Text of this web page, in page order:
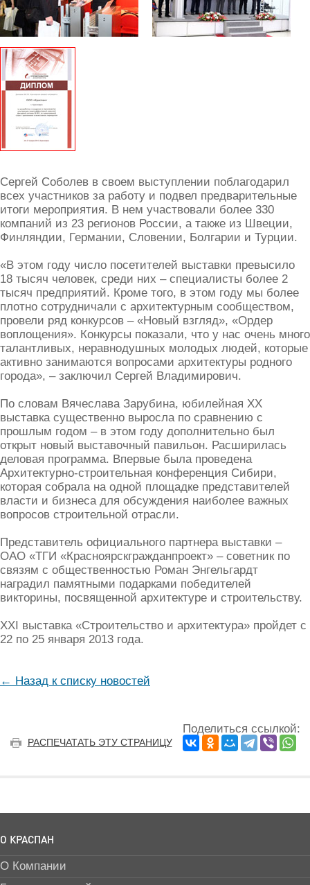
Сергей Соболев в своем выступлении поблагодарил
всех участников за работу и подвел предварительные
итоги мероприятия. В нем участвовали более 330
компаний из 23 регионов России, а также из Швеции,
Финляндии, Германии, Словении, Болгарии и Турции.
«В этом году число посетителей выставки превысило
18 тысяч человек, среди них – специалисты более 2
тысяч предприятий. Кроме того, в этом году мы более
плотно сотрудничали с архитектурным сообществом,
провели ряд конкурсов – «Новый взгляд», «Ордер
воплощения». Конкурсы показали, что у нас очень много
талантливых, неравнодушных молодых людей, которые
активно занимаются вопросами архитектуры родного
города», – заключил Сергей Владимирович.
По словам Вячеслава Зарубина, юбилейная ХХ
выставка существенно выросла по сравнению с
прошлым годом – в этом году дополнительно был
открыт новый выставочный павильон. Расширилась
деловая программа. Впервые была проведена
Архитектурно-строительная конференция Сибири,
которая собрала на одной площадке представителей
власти и бизнеса для обсуждения наиболее важных
вопросов строительной отрасли.
Представитель официального партнера выставки –
ОАО «ТГИ «Красноярскгражданпроект» – советник по
связям с общественностью Роман Энгельгардт
наградил памятными подарками победителей
викторины, посвященной архитектуре и строительству.
ХХI выставка «Строительство и архитектура» пройдет с
22 по 25 января 2013 года.
← Назад к списку новостей
РАСПЕЧАТАТЬ ЭТУ СТРАНИЦУ
Поделиться ссылкой:
О КРАСПАН
О Компании